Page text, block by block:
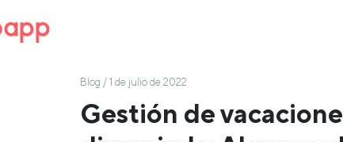
Blog / 1 de julio de 2022
Gestión de